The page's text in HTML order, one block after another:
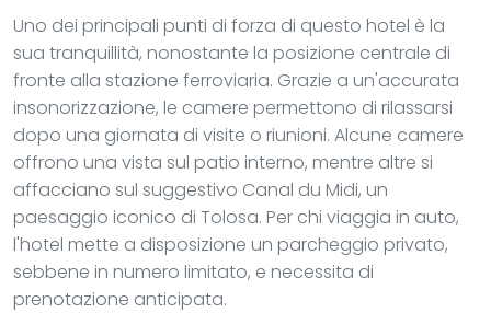
Uno dei principali punti di forza di questo hotel è la
sua tranquillità, nonostante la posizione centrale di
fronte alla stazione ferroviaria. Grazie a un'accurata
insonorizzazione, le camere permettono di rilassarsi
dopo una giornata di visite o riunioni. Alcune camere
offrono una vista sul patio interno, mentre altre si
affacciano sul suggestivo Canal du Midi, un
paesaggio iconico di Tolosa. Per chi viaggia in auto,
l'hotel mette a disposizione un parcheggio privato,
sebbene in numero limitato, e necessita di
prenotazione anticipata.